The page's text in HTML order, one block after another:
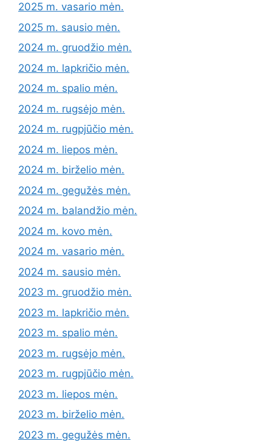
2025 m. vasario mėn.
2025 m. sausio mėn.
2024 m. gruodžio mėn.
2024 m. lapkričio mėn.
2024 m. spalio mėn.
2024 m. rugsėjo mėn.
2024 m. rugpjūčio mėn.
2024 m. liepos mėn.
2024 m. birželio mėn.
2024 m. gegužės mėn.
2024 m. balandžio mėn.
2024 m. kovo mėn.
2024 m. vasario mėn.
2024 m. sausio mėn.
2023 m. gruodžio mėn.
2023 m. lapkričio mėn.
2023 m. spalio mėn.
2023 m. rugsėjo mėn.
2023 m. rugpjūčio mėn.
2023 m. liepos mėn.
2023 m. birželio mėn.
2023 m. gegužės mėn.